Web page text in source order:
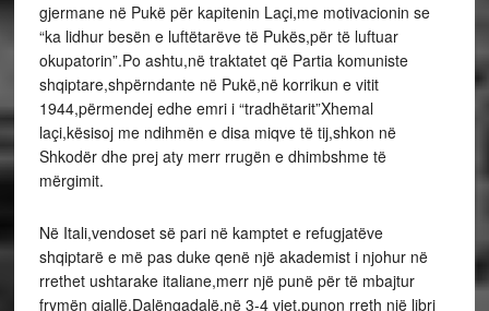
gjermane në Pukë për kapitenin Laçi,me motivacionin se
“ka lidhur besën e luftëtarëve të Pukës,për të luftuar
okupatorin”.Po ashtu,në traktatet që Partia komuniste
shqiptare,shpërndante në Pukë,në korrikun e vitit
1944,përmendej edhe emri i “tradhëtarit”Xhemal
laçi,kësisoj me ndihmën e disa miqve të tij,shkon në
Shkodër dhe prej aty merr rrugën e dhimbshme të
mërgimit.
Në Itali,vendoset së pari në kamptet e refugjatëve
shqiptarë e më pas duke qenë një akademist i njohur në
rrethet ushtarake italiane,merr një punë për të mbajtur
frymën gjallë.Dalëngadalë,në 3-4 vjet,punon rreth një libri